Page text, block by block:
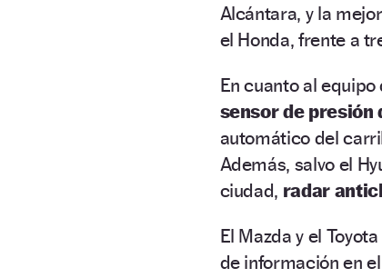
Alcántara, y la
el Honda, frente a
En cuanto al
sensor de presión
automático del
Además, salvo el
ciudad, radar
El Mazda y el
de información en